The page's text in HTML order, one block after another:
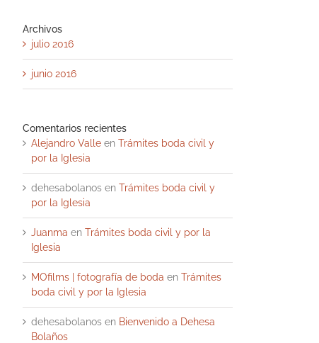
Archivos
julio 2016
junio 2016
Comentarios recientes
Alejandro Valle en Trámites boda civil y
por la Iglesia
dehesabolanos en Trámites boda civil y
por la Iglesia
Juanma en Trámites boda civil y por la
Iglesia
MOfilms | fotografía de boda en Trámites
boda civil y por la Iglesia
dehesabolanos en Bienvenido a Dehesa
Bolaños